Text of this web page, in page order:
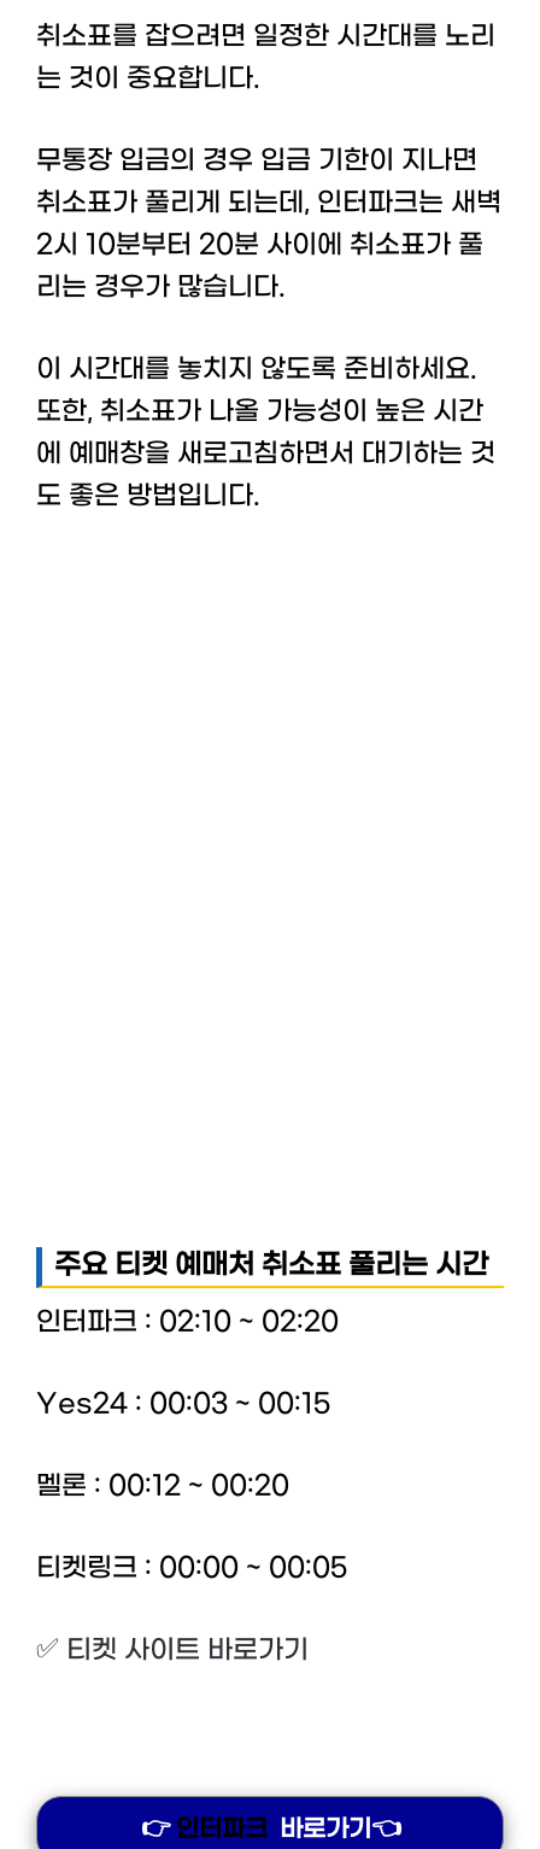
취소표를 잡으려면 일정한 시간대를 노리
는 것이 중요합니다.
무통장 입금의 경우 입금 기한이 지나면
취소표가 풀리게 되는데, 인터파크는 새벽
2시 10분부터 20분 사이에 취소표가 풀
리는 경우가 많습니다.
이 시간대를 놓치지 않도록 준비하세요.
또한, 취소표가 나올 가능성이 높은 시간
에 예매창을 새로고침하면서 대기하는 것
도 좋은 방법입니다.
주요 티켓 예매처 취소표 풀리는 시간
인터파크 : 02:10 ~ 02:20
Yes24 : 00:03 ~ 00:15
멜론 : 00:12 ~ 00:20
티켓링크 : 00:00 ~ 00:05
✅ 티켓 사이트 바로가기
👉 인터파크 바로가기👈